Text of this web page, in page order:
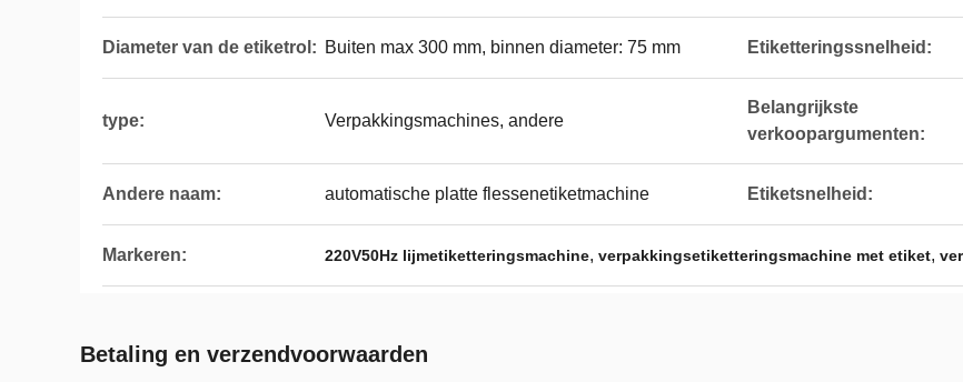
Diameter van de etiketrol: Buiten max 300 mm, binnen diameter: 75 mm Etiketteringssnelheid:
type: Verpakkingsmachines, andere
Belangrijkste
verkoopargumenten:
Andere naam: automatische platte flessenetiketmachine Etiketsnelheid:
Markeren: 220V50Hz lijmetiketteringsmachine, verpakkingsetiketteringsmachine met etiket,
Betaling en verzendvoorwaarden